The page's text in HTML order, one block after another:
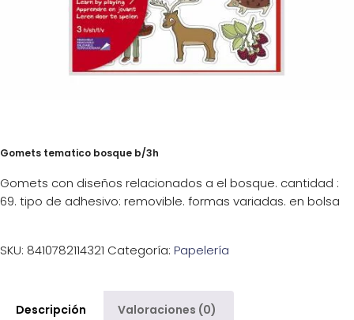
Gomets tematico bosque b/3h
Gomets con diseños relacionados a el bosque. cantidad :
69. tipo de adhesivo: removible. formas variadas. en bolsa
SKU: 8410782114321 Categoría: Papelería
Descripción Valoraciones (0)